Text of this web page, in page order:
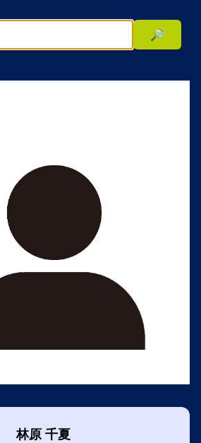
🔎
林原 千夏